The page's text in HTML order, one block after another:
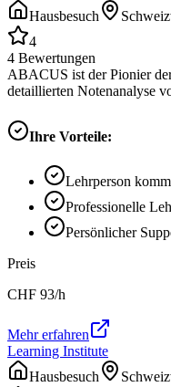
Hausbesuch
4
4 Bewertungen
ABACUS ist der Pionier
detaillierten Notenanalyse
Ihre Vorteile:
Lehrperson
Professionelle
Persönlicher
Preis
CHF 93/h
Mehr erfahren
Learning Institute
Hausbesuch